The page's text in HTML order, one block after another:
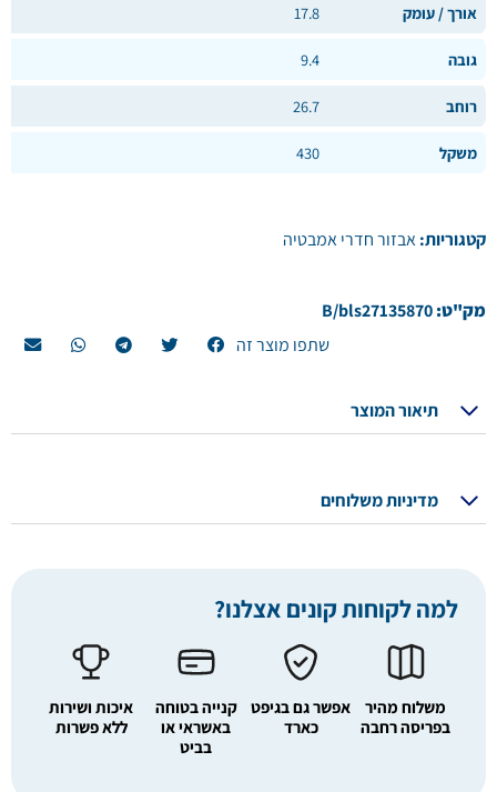
אורך / עומק 17.8
גובה 9.4
רוחב 26.7
משקל 430
קטגוריות:אבזור חדרי אמבטיה
מק"ט:B/bls27135870
שתפו מוצר זה
תיאור המוצר
מדיניות משלוחים
למה לקוחות קונים אצלנו?
משלוח מהיר
בפריסה רחבה
אפשר גם בגיפט
כארד
קנייה בטוחה
באשראי או
בביט
איכות ושירות
ללא פשרות